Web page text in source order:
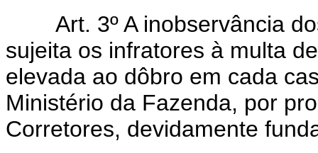
Art. 3º A inobservância
sujeita os infratores à multa
elevada ao dôbro em cada
Ministério da Fazenda, por
Corretores, devidamente